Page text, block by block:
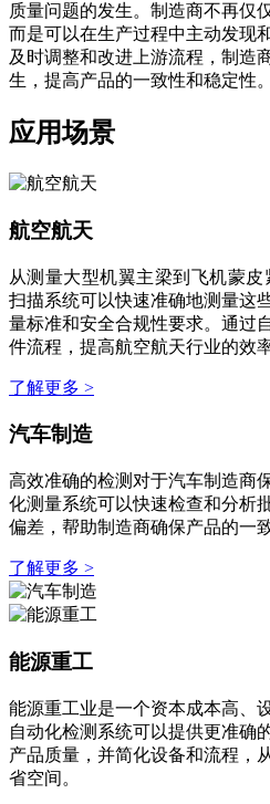
质量问题的发生。制造商不再仅
而是可以在生产过程中主动发现
及时调整和改进上游流程，制造
生，提高产品的一致性和稳定性。
应用场景
航空航天
从测量大型机翼主梁到飞机蒙
扫描系统可以快速准确地测量这
量标准和安全合规性要求。通过
件流程，提高航空航天行业的效
了解更多 >
汽车制造
高效准确的检测对于汽车制造商
化测量系统可以快速检查和分析
偏差，帮助制造商确保产品的一
了解更多 >
能源重工
能源重工业是一个资本成本高、
自动化检测系统可以提供更准确
产品质量，并简化设备和流程，
省空间。